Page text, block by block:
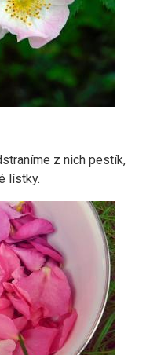
z nich pestík,
lístky.